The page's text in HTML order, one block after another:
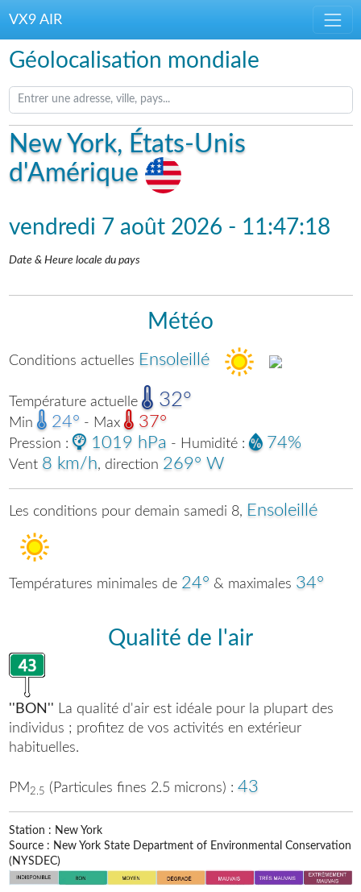
VX9 AIR
Géolocalisation mondiale
New York, États-Unis
d'Amérique
vendredi 7 août 2026 - 11:47:18
Date & Heure locale du pays
Météo
Conditions actuelles Ensoleillé
Température actuelle 32°
Min 24° - Max 37°
Pression : 1019 hPa - Humidité : 74%
Vent 8 km/h, direction 269° W
Les conditions pour demain samedi 8, Ensoleillé
Températures minimales de 24° & maximales 34°
Qualité de l'air
''BON'' La qualité d'air est idéale pour la plupart des
individus ; profitez de vos activités en extérieur
habituelles.
PM 2.5 (Particules fines 2.5 microns) : 43
Station : New York
Source : New York State Department of Environmental Conservation
(NYSDEC)